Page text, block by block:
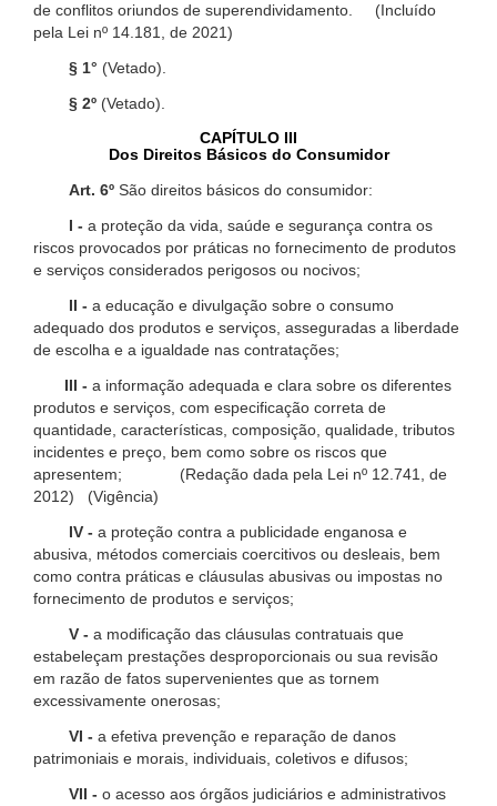
de conflitos oriundos de superendividamento. (Incluído
pela Lei nº 14.181, de 2021)
§ 1° (Vetado).
§ 2º (Vetado).
CAPÍTULO III
Dos Direitos Básicos do Consumidor
Art. 6º São direitos básicos do consumidor:
I - a proteção da vida, saúde e segurança contra os
riscos provocados por práticas no fornecimento de produtos
e serviços considerados perigosos ou nocivos;
II - a educação e divulgação sobre o consumo
adequado dos produtos e serviços, asseguradas a liberdade
de escolha e a igualdade nas contratações;
III - a informação adequada e clara sobre os diferentes
produtos e serviços, com especificação correta de
quantidade, características, composição, qualidade, tributos
incidentes e preço, bem como sobre os riscos que
apresentem; (Redação dada pela Lei nº 12.741, de
2012) (Vigência)
IV - a proteção contra a publicidade enganosa e
abusiva, métodos comerciais coercitivos ou desleais, bem
como contra práticas e cláusulas abusivas ou impostas no
fornecimento de produtos e serviços;
V - a modificação das cláusulas contratuais que
estabeleçam prestações desproporcionais ou sua revisão
em razão de fatos supervenientes que as tornem
excessivamente onerosas;
VI - a efetiva prevenção e reparação de danos
patrimoniais e morais, individuais, coletivos e difusos;
VII - o acesso aos órgãos judiciários e administrativos